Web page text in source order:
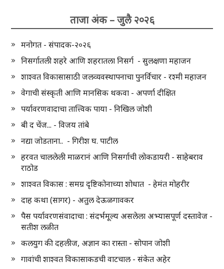
ताजा अंक – जुलै २०२६
मनोगत - संपादक-२०२६
निसर्गातली शहरे आणि शहरातला निसर्ग - सुलक्षणा महाजन
शाश्वत विकासासाठी जलव्यवस्थापनाचा पुनर्विचार - रश्मी महाजन
वेगाची संस्कृती आणि मानसिक थकवा - अपर्णा दीक्षित
पर्यावरणवादाचा तात्त्विक पाया - निखिल जोशी
बी द चेंज... - विजय तांबे
नद्या जोडताना.. - गिरीश घ. पाटील
हरवत चाललेली माळरानं आणि निसर्गाची लोकडायरी - साहेबराव
राठोड
शाश्वत विकास : समग्र दृष्टिकोनाच्या शोधात - हेमंत मोहरीर
दाह कथा (सागर) - अतुल देऊळगावकर
पैस पर्यावरणसंवादाचा : संदर्भमूल्य असलेला अभ्यासपूर्ण दस्तावेज -
सतीश लळीत
कलयुग की दहलीज, अज्ञान का रास्ता - सोपान जोशी
गावांची शाश्वत विकासाकडची वाटचाल - संकेत अहेर